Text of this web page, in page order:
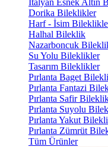
İtalyan Esnek Altın
Dorika Bileklikler
Harf - İsim
Halhal Bileklik
Nazarboncuk
Su Yolu Bileklikler
Tasarım Bileklikler
Pırlanta Baget
Pırlanta Fantazi
Pırlanta Safir
Pırlanta Suyolu
Pırlanta Yakut
Pırlanta Zümrüt
Tüm Ürünler